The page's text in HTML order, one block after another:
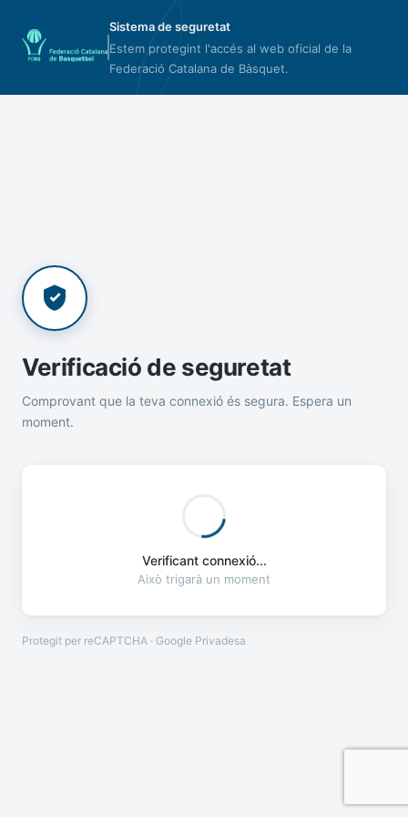
Sistema de seguretat
Estem protegint l'accés al web oficial de la
Federació Catalana de Bàsquet.
Verificació de seguretat
Comprovant que la teva connexió és segura. Espera un
moment.
Verificant connexió...
Això trigarà un moment
Protegit per reCAPTCHA · Google Privadesa